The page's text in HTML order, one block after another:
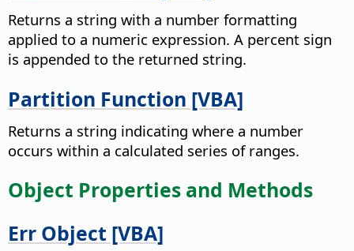
Returns a string with a number formatting
applied to a numeric expression. A percent sign
is appended to the returned string.
Partition Function [VBA]
Returns a string indicating where a number
occurs within a calculated series of ranges.
Object Properties and Methods
Err Object [VBA]